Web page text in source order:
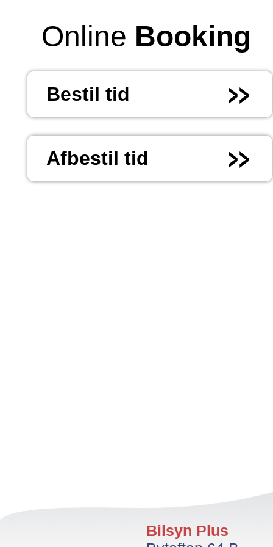
Online Booking
Bestil tid
Afbestil tid
Bilsyn Plus